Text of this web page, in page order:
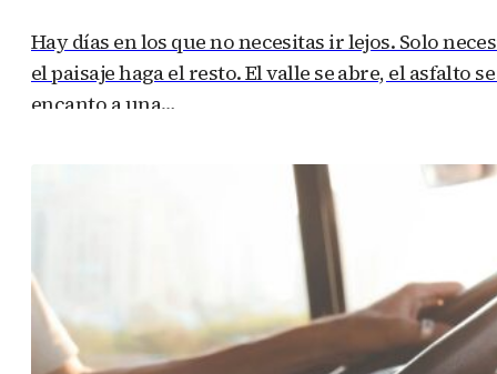
Hay días en los que no necesitas ir lejos. Solo
el paisaje haga el resto. El valle se abre, el
encanto a una…